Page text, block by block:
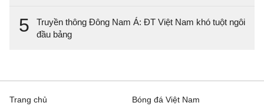
5
Truyền thông Đông Nam Á: ĐT Việt Nam khó tuột ngôi
đầu bảng
Trang chủ
Bóng đá Việt Nam